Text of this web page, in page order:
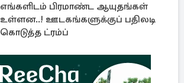
எங்களிடம் பிரமாண்ட ஆயுதங்கள்
உள்ளன..! ஊடகங்களுக்குப் பதிலடி
கொடுத்த ட்ரம்ப்